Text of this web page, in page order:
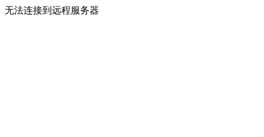
无法连接到远程服务器